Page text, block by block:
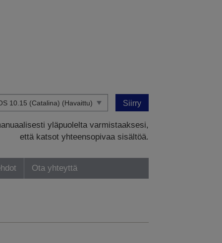
Siirry
yläpuolelta varmistaaksesi,
että katsot yhteensopivaa sisältöä.
Ota yhteyttä